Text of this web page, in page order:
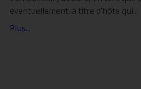
éventuellement, à titre d’hôte qui...
Plus...